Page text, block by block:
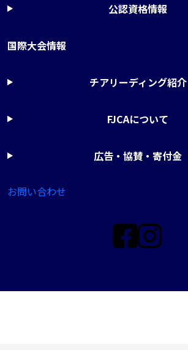
公認資格情報
国際大会情報
チアリーディング紹介
FJCAについて
広告・協賛・寄付金
お問い合わせ